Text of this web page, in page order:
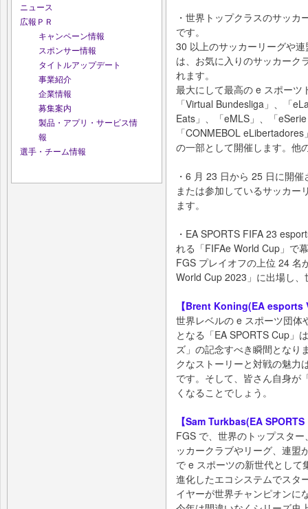
ニュース
広報ＰＲ
キャンペーン情報
スポンサー情報
タイトルアップデート
事業紹介
企業情報
募集案内
製品・アプリ・サービス情
報
選手・チーム情報
・世界トップクラスのサッ
です。
30 以上のサッカーリーグや
は、お気に入りのサッカーク
れます。
最大にして最高の e スポー
「Virtual Bundesliga」、「
Eats」、「eMLS」、「
「CONMEBOL
の一部として開催します。他
・6 月 23 日から 25 日に開
または参加しているサッカー
ます。
・EA SPORTS FIFA 23
れる「FIFAe World Cup」で
FGS プレイオフの上位 24 名
World Cup 2023」に出場し
【Brent Koning(EA
世界レベルの e スポーツ団体
となる「EA SPORTS Cup」
ズ」の記念すべき瞬間となり
クなストーリーと対戦の魅力
です。そして、皆さん自身が
くなることでしょう。
【Sam Turkbas(EA
FGS で、世界のトップスタ
ッカークラブやリーグ、連
で e スポーツの新世代として
進化したエコシステムでスタ
イヤーが世界チャンピオンに